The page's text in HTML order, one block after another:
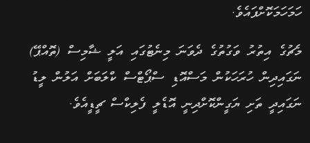
ހަމަހަމަކޮށްފައެވެ.
މެޗުގެ އިތުރު ވަގުތުގެ ދެވަނަ މިނެޓުގައި އަލީ ޝާމިސް (ތޮއްޕޭ)
ނަގައިދިން ހުރަހަކުން މަސްއޮޑި ސްޕޯޓްސް ކްލަބަށް އަލުން ލީޑު
ނަގައިދީ ތަށި ޔަގީންކޮށްދިނީ އޮޑެލީ ފެލިކްސް ޗީޑީއެވެ.